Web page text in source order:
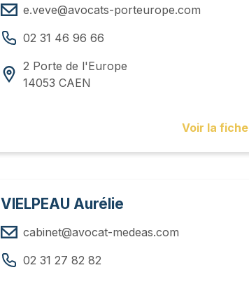
e.veve@avocats-porteurope.com
02 31 46 96 66
2 Porte de l'Europe
14053 CAEN
Voir la fiche
VIELPEAU Aurélie
cabinet@avocat-medeas.com
02 31 27 82 82